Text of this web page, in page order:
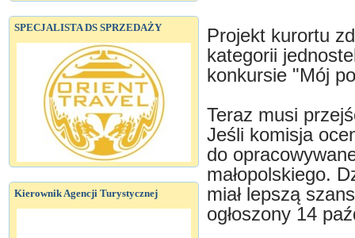
SPECJALISTA DS SPRZEDAŻY
Kierownik Agencji Turystycznej
Projekt kurortu
kategorii
konkursie "Mój
Teraz musi
Jeśli komisja
do
małopolskiego.
miał lepszą
ogłoszony 14